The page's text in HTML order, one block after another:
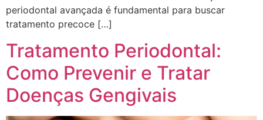
periodontal avançada é fundamental para buscar
tratamento precoce […]
Tratamento Periodontal:
Como Prevenir e Tratar
Doenças Gengivais